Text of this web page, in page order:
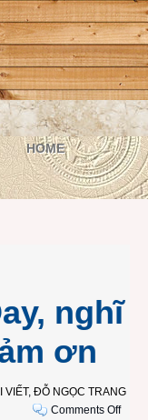
HOME
nghĩ
ơn
VIẾT, ĐỖ NGỌC TRANG
Comments Offon